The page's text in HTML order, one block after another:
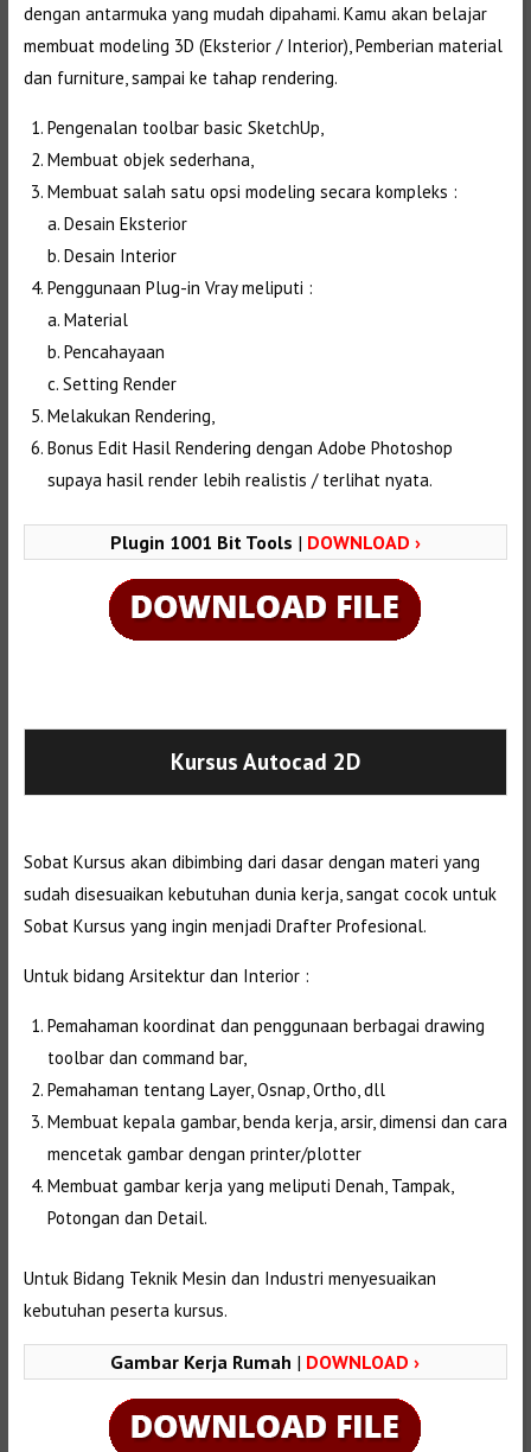
dengan antarmuka yang mudah dipahami. Kamu akan belajar
membuat modeling 3D (Eksterior / Interior), Pemberian material
dan furniture, sampai ke tahap rendering.
Pengenalan toolbar basic SketchUp,
Membuat objek sederhana,
Membuat salah satu opsi modeling secara kompleks :
a. Desain Eksterior
b. Desain Interior
Penggunaan Plug-in Vray meliputi :
a. Material
b. Pencahayaan
c. Setting Render
Melakukan Rendering,
Bonus Edit Hasil Rendering dengan Adobe Photoshop
supaya hasil render lebih realistis / terlihat nyata.
Plugin 1001 Bit Tools | DOWNLOAD ›
Kursus Autocad 2D
Sobat Kursus akan dibimbing dari dasar dengan materi yang
sudah disesuaikan kebutuhan dunia kerja, sangat cocok untuk
Sobat Kursus yang ingin menjadi Drafter Profesional.
Untuk bidang Arsitektur dan Interior :
Pemahaman koordinat dan penggunaan berbagai drawing
toolbar dan command bar,
Pemahaman tentang Layer, Osnap, Ortho, dll
Membuat kepala gambar, benda kerja, arsir, dimensi dan cara
mencetak gambar dengan printer/plotter
Membuat gambar kerja yang meliputi Denah, Tampak,
Potongan dan Detail.
Untuk Bidang Teknik Mesin dan Industri menyesuaikan
kebutuhan peserta kursus.
Gambar Kerja Rumah | DOWNLOAD ›